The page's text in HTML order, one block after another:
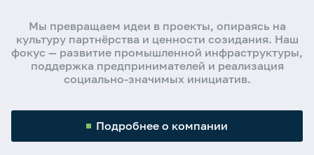
Мы превращаем идеи в проекты, опираясь на
культуру партнёрства и ценности созидания. Наш
фокус — развитие промышленной инфраструктуры,
поддержка предпринимателей и реализация
социально-значимых инициатив.
Подробнее о компании